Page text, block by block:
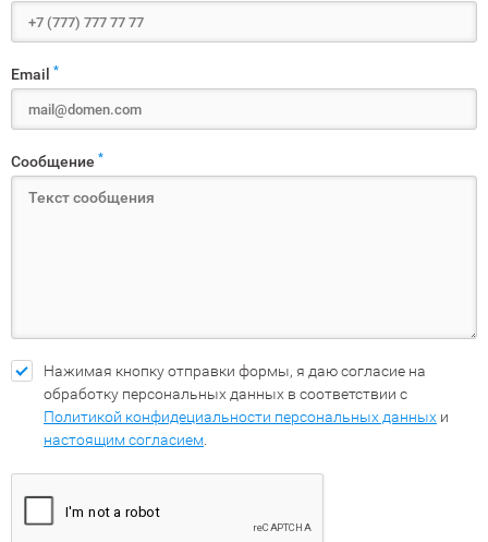
Email *
Сообщение *
Нажимая кнопку отправки формы, я даю согласие на
обработку персональных данных в соответствии с
Политикой конфидециальности персональных данных и
настоящим согласием